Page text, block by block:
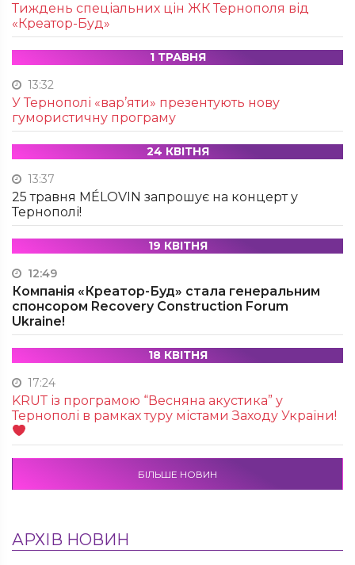
Тиждень спеціальних цін ЖК Тернополя від
«Креатор-Буд»
1 ТРАВНЯ
13:32
У Тернополі «вар’яти» презентують нову
гумористичну програму
24 КВІТНЯ
13:37
25 травня MÉLOVIN запрошує на концерт у
Тернополі!
19 КВІТНЯ
12:49
Компанія «Креатор-Буд» стала генеральним
спонсором Recovery Construction Forum
Ukraine!
18 КВІТНЯ
17:24
KRUТ із програмою “Весняна акустика” у
Тернополі в рамках туру містами Заходу України!
БІЛЬШЕ НОВИН
АРХІВ НОВИН